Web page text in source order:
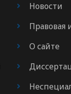
Новости
Правовая
О сайте